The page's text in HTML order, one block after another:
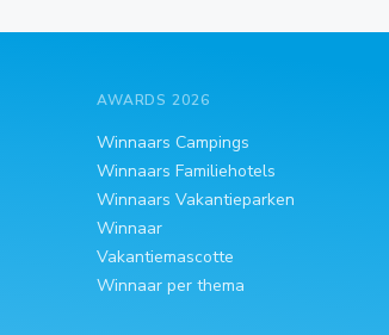
AWARDS 2026
Winnaars Campings
Winnaars Familiehotels
Winnaars Vakantieparken
Winnaar
Vakantiemascotte
Winnaar per thema